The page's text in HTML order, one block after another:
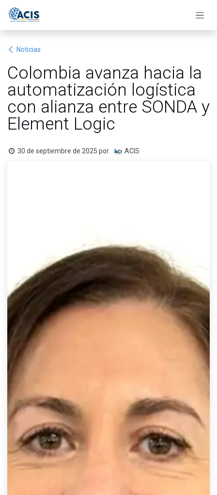
Noticias
Colombia avanza hacia la
automatización logística
con alianza entre SONDA y
Element Logic
30 de septiembre de 2025 por ACIS